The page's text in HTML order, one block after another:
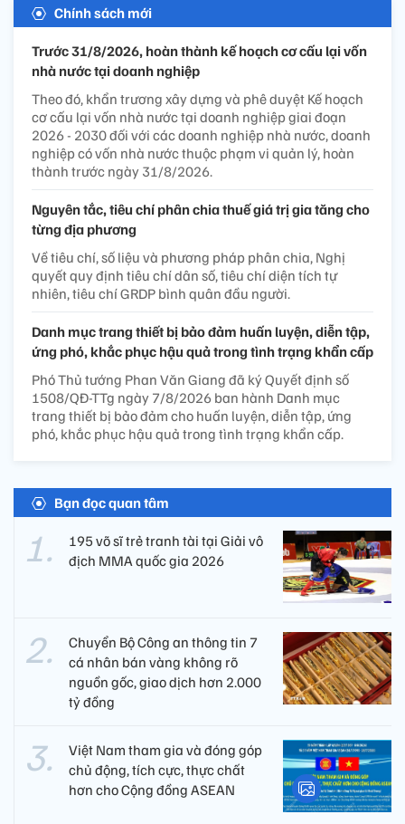
Chính sách mới
Trước 31/8/2026, hoàn thành kế hoạch cơ cấu lại vốn
nhà nước tại doanh nghiệp
Theo đó, khẩn trương xây dựng và phê duyệt Kế hoạch
cơ cấu lại vốn nhà nước tại doanh nghiệp giai đoạn
2026 - 2030 đối với các doanh nghiệp nhà nước, doanh
nghiệp có vốn nhà nước thuộc phạm vi quản lý, hoàn
thành trước ngày 31/8/2026.
Nguyên tắc, tiêu chí phân chia thuế giá trị gia tăng cho
từng địa phương
Về tiêu chí, số liệu và phương pháp phân chia, Nghị
quyết quy định tiêu chí dân số, tiêu chí diện tích tự
nhiên, tiêu chí GRDP bình quân đầu người.
Danh mục trang thiết bị bảo đảm huấn luyện, diễn tập,
ứng phó, khắc phục hậu quả trong tình trạng khẩn cấp
Phó Thủ tướng Phan Văn Giang đã ký Quyết định số
1508/QĐ-TTg ngày 7/8/2026 ban hành Danh mục
trang thiết bị bảo đảm cho huấn luyện, diễn tập, ứng
phó, khắc phục hậu quả trong tình trạng khẩn cấp.
Bạn đọc quan tâm
195 võ sĩ trẻ tranh tài tại Giải vô
địch MMA quốc gia 2026
Chuyển Bộ Công an thông tin 7
cá nhân bán vàng không rõ
nguồn gốc, giao dịch hơn 2.000
tỷ đồng
Việt Nam tham gia và đóng góp
chủ động, tích cực, thực chất
hơn cho Cộng đồng ASEAN